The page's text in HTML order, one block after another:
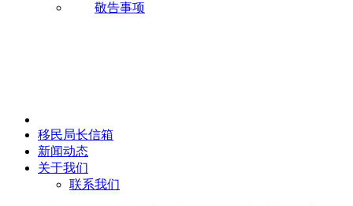
敬告事项
移民局长信箱
新闻动态
关于我们
联系我们